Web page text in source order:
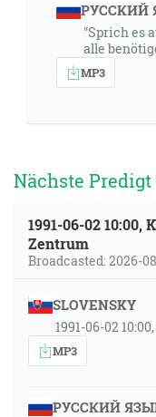
РУССКИЙ
"Sprich es
alle
MP3
Nächste
1991-06-02 10:00,
Zentrum
Broadcasted: 2026-
SLOVENSKY
1991-06-02
MP3
РУССКИЙ